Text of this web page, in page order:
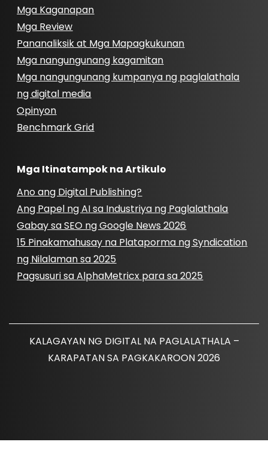
Mga Kaganapan
Mga Review
Pananaliksik at Mga Mapagkukunan
Mga nangungunang kagamitan
Mga nangungunang kumpanya ng paglalathala
ng digital media
Opinyon
Benchmark Grid
Mga Itinatampok na Artikulo
Ano ang Digital Publishing?
Ang Papel ng AI sa Industriya ng Paglalathala
Gabay sa SEO ng Google News 2026
15 Pinakamahusay na Plataporma ng Syndication
ng Nilalaman sa 2025
Pagsusuri sa AlphaMetricx para sa 2025
KALAGAYAN NG DIGITAL NA PAGLALATHALA –
KARAPATAN SA PAGKAKAROON 2026